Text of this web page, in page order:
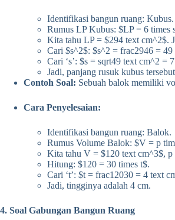
Identifikasi bangun ruang: Kubus.
Rumus LP Kubus: $LP = 6 times
Kita tahu LP = $294 text cm^2$.
Cari $s^2$: $s^2 = frac2946 = 49
Cari ‘s’: $s = sqrt49 text cm^2 =
Jadi, panjang rusuk kubus
Contoh Soal: Sebuah balok memiliki
Cara Penyelesaian:
Identifikasi bangun ruang: Balok.
Rumus Volume Balok: $V = p
Kita tahu V = $120 text cm^3$, p
Hitung: $120 = 30 times t$.
Cari ‘t’: $t = frac12030 = 4 text
Jadi, tingginya adalah 4 cm.
4. Soal Gabungan Bangun Ruang